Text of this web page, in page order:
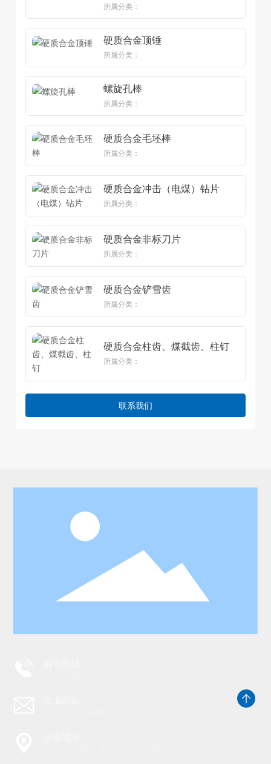
所属分类：
硬质合金顶锤
所属分类：
螺旋孔棒
所属分类：
硬质合金毛坯棒
所属分类：
硬质合金冲击（电煤）钻片
所属分类：
硬质合金非标刀片
所属分类：
硬质合金铲雪齿
所属分类：
硬质合金柱齿、煤截齿、柱钉
所属分类：
联系我们